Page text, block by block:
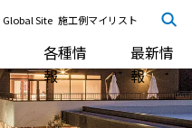
Global Site 施工例マイリスト
各種情
報
最新情
報